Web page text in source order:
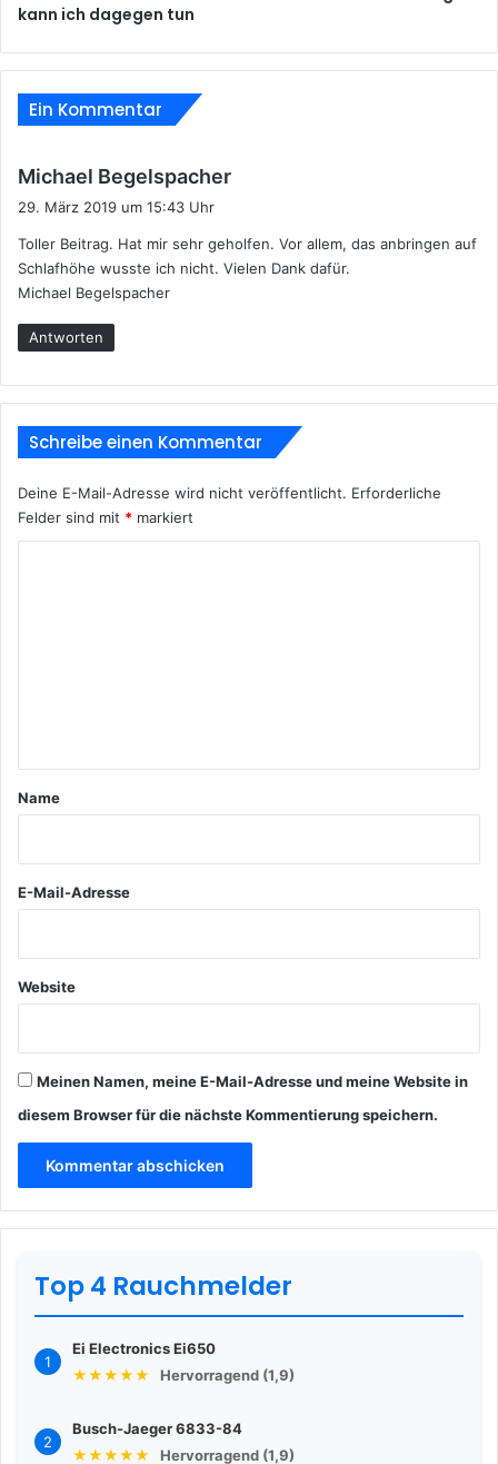
kann ich dagegen tun
Ein Kommentar
Michael Begelspacher
t
:
29. März 2019 um 15:43 Uhr
Toller Beitrag. Hat mir sehr geholfen. Vor allem, das anbringen auf
Schlafhöhe wusste ich nicht. Vielen Dank dafür.
Michael Begelspacher
Antworten
Schreibe einen Kommentar
Deine E-Mail-Adresse wird nicht veröffentlicht. Erforderliche
Felder sind mit * markiert
a
Name
E-Mail-Adresse
Website
Meinen Namen, meine E-Mail-Adresse und meine Website in
diesem Browser für die nächste Kommentierung speichern.
Top 4 Rauchmelder
1
Ei Electronics Ei650
★★★★★
Hervorragend (1,9)
2
Busch-Jaeger 6833-84
★★★★★
Hervorragend (1,9)